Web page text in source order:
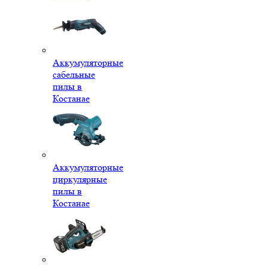
Аккумуляторные
сабельные
пилы в
Костанае
Аккумуляторные
циркулярные
пилы в
Костанае